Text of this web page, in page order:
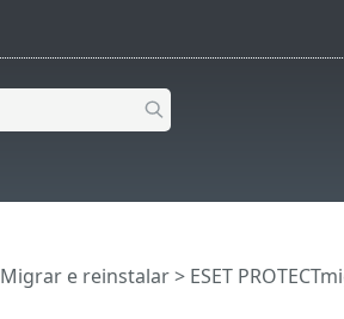
Migrar e reinstalar> ESET